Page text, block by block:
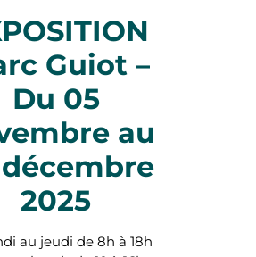
Guiot –
Du 05
au
2025
au jeudi de 8h à 18h